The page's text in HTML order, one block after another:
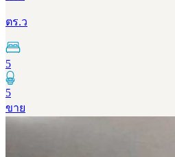
ตร.ว
5
5
ขาย